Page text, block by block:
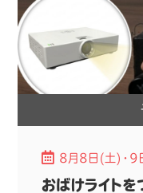
放課
8月8日(土)・9
おばけライトを